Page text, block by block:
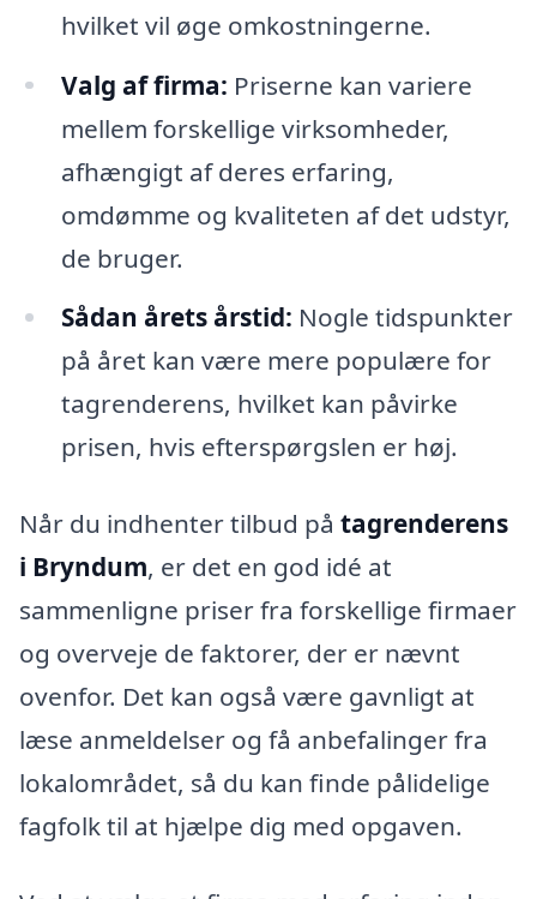
hvilket vil øge omkostningerne.
Valg af firma: Priserne kan variere
mellem forskellige virksomheder,
afhængigt af deres erfaring,
omdømme og kvaliteten af det udstyr,
de bruger.
Sådan årets årstid: Nogle tidspunkter
på året kan være mere populære for
tagrenderens, hvilket kan påvirke
prisen, hvis efterspørgslen er høj.
Når du indhenter tilbud på tagrenderens
i Bryndum, er det en god idé at
sammenligne priser fra forskellige firmaer
og overveje de faktorer, der er nævnt
ovenfor. Det kan også være gavnligt at
læse anmeldelser og få anbefalinger fra
lokalområdet, så du kan finde pålidelige
fagfolk til at hjælpe dig med opgaven.